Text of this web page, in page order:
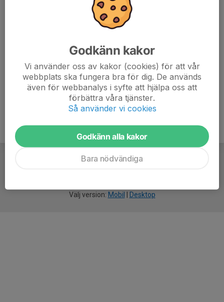
Ta gärna kontakt med varandra för att samåka dit. Tänk
på att klä på er ordentligt!
Välj version: Mobil Desktop
Godkänn kakor
Vi använder oss av kakor (cookies) för att vår
webbplats ska fungera bra för dig. De används
även för webbanalys i syfte att hjälpa oss att
förbättra våra tjänster.
Så använder vi cookies
Godkänn alla kakor
Bara nödvändiga